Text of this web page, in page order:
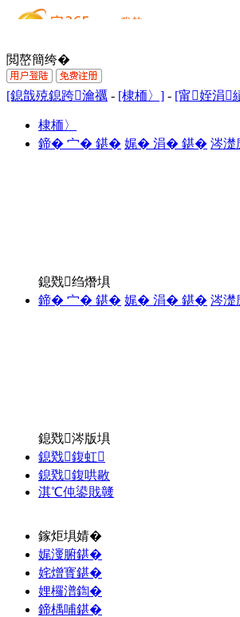
閲嶅簡绔�
[鎴戠殑鎴跨瀹禲 - [棣栭〉] - [甯姪涓
棣栭〉
鍗� 宀� 鍖� 娓� 涓� 鍖� 涔濋
鎴戣绉熸埧
鍗� 宀� 鍖� 娓� 涓� 鍖� 涔濋
鎴戣涔版埧
鎴戣鍑虹
鎴戣鍑哄敭
淇℃伅鍙戝竷
鎵炬埧婧�
娓濅腑鍖�
姹熷寳鍖�
娌欏潽鍧�
鍗楀哺鍖�